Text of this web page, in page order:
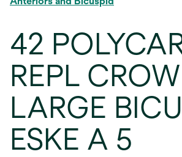
42
REPL
LARGE
ESKE A 5